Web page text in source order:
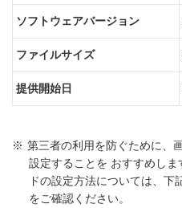
ソフトウェアバージョン
ファイルサイズ
提供開始日
※ 第三者の利用を防ぐために、
設定することを おすすめし
ドの設定方法については、下
をご確認ください。